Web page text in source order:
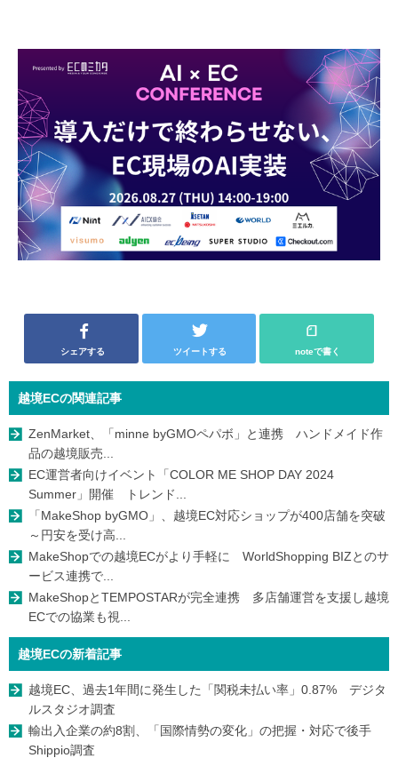
シェアする ツイートする noteで書く
越境ECの関連記事
ZenMarket、「minne byGMOペパボ」と連携 ハンドメイド作
品の越境販売...
EC運営者向けイベント「COLOR ME SHOP DAY 2024
Summer」開催 トレンド...
「MakeShop byGMO」、越境EC対応ショップが400店舗を突破
～円安を受け高...
MakeShopでの越境ECがより手軽に WorldShopping BIZとのサ
ービス連携で...
MakeShopとTEMPOSTARが完全連携 多店舗運営を支援し越境
ECでの協業も視...
越境ECの新着記事
越境EC、過去1年間に発生した「関税未払い率」0.87% デジタ
ルスタジオ調査
輸出入企業の約8割、「国際情勢の変化」の把握・対応で後手
Shippio調査